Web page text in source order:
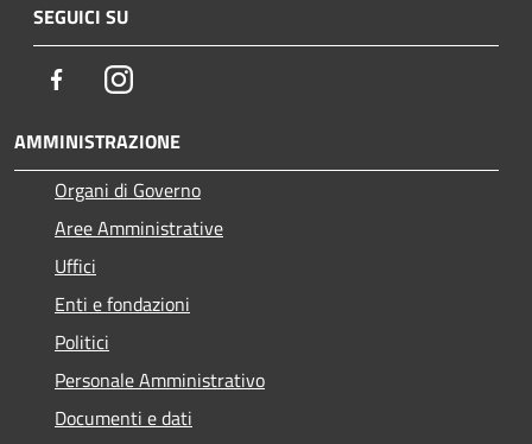
SEGUICI SU
FacebookInstagram
AMMINISTRAZIONE
Organi di Governo
Aree Amministrative
Uffici
Enti e fondazioni
Politici
Personale Amministrativo
Documenti e dati